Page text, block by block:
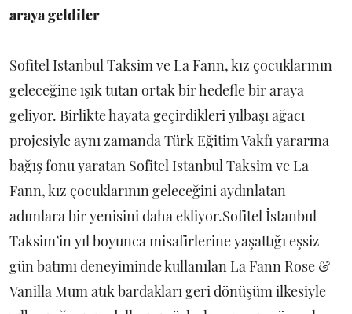
araya geldiler
Sofitel Istanbul Taksim ve La Fann, kız çocuklarının
geleceğine ışık tutan ortak bir hedefle bir araya
geliyor. Birlikte hayata geçirdikleri yılbaşı ağacı
projesiyle aynı zamanda Türk Eğitim Vakfı yararına
bağış fonu yaratan Sofitel Istanbul Taksim ve La
Fann, kız çocuklarının geleceğini aydınlatan
adımlara bir yenisini daha ekliyor.Sofitel İstanbul
Taksim’in yıl boyunca misafirlerine yaşattığı eşsiz
gün batımı deneyiminde kullanılan La Fann Rose &
Vanilla Mum atık bardakları geri dönüşüm ilkesiyle